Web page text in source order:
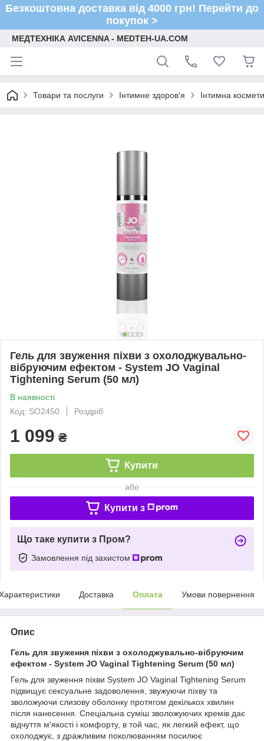
Безкоштовна доставка від 4000 грн! Перейти до
покупок >
МЕДТЕХНІКА AVICENNA - MEDTEH-UA.COM
Товари та послуги Інтимне здоров'я Інтимна
Гель для звуження піхви з охолоджувально-
вібруючим ефектом - System JO Vaginal
Tightening Serum (50 мл)
В наявності
Код: SO2450
Роздріб
1 099 ₴
Купити
або
Купити з
Що таке купити з Пром?
Замовлення під захистом
Доставка Оплата Умови повернення
Опис
Гель для звуження піхви з охолоджувально-вібруючим
ефектом - System JO Vaginal Tightening Serum (50 мл)
Гель для звуження піхви System JO Vaginal Tightening Serum
підвищує сексуальне задоволення, звужуючи піхву та
зволожуючи слизову оболонку протягом декількох хвилин
після нанесення. Спеціальна суміш зволожуючих кремів дає
відчуття м'якості і комфорту, в той час, як легкий ефект, що
охолоджує, з дражливим поколюванням посилює